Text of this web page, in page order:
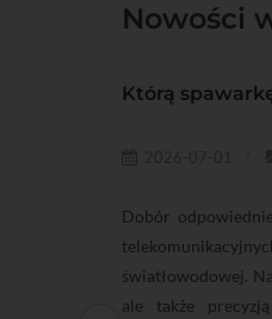
Nowości
Którą
Dobór
światłowodowej.
ale także